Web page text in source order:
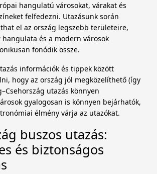
hangulatú városokat, várakat és
felfedezni. Utazásunk során
el az ország legszebb területeire,
hangulata és a modern városok
fonódik össze.
információk és tippek között
hogy az ország jól megközelíthető (így
utazás könnyen
gyalogosan is könnyen bejárhatók,
élmény várja az utazókat.
buszos utazás:
és biztonságos